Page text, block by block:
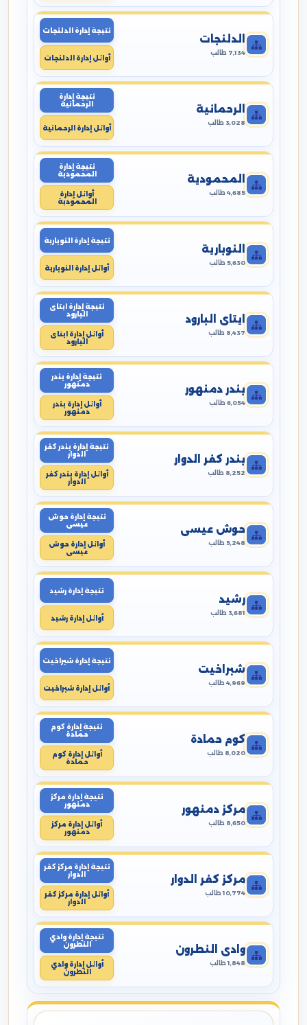
الدلنجات
7,134 طالب
نتيجة إدارة الدلنجات
أوائل إدارة الدلنجات
الرحمانية
3,028 طالب
نتيجة إدارة
الرحمانية
أوائل إدارة الرحمانية
المحمودية
4,685 طالب
نتيجة إدارة
المحمودية
أوائل إدارة
المحمودية
النوبارية
5,630 طالب
نتيجة إدارة النوبارية
أوائل إدارة النوبارية
ايتاى البارود
8,437 طالب
نتيجة إدارة ايتاى
البارود
أوائل إدارة ايتاى
البارود
بندر دمنهور
6,054 طالب
نتيجة إدارة بندر
دمنهور
أوائل إدارة بندر
دمنهور
بندر كفر الدوار
8,252 طالب
نتيجة إدارة بندر كفر
الدوار
أوائل إدارة بندر كفر
الدوار
حوش عيسى
5,248 طالب
نتيجة إدارة حوش
عيسى
أوائل إدارة حوش
عيسى
رشيد
3,681 طالب
نتيجة إدارة رشيد
أوائل إدارة رشيد
شبراخيت
4,969 طالب
نتيجة إدارة شبراخيت
أوائل إدارة شبراخيت
كوم حمادة
8,020 طالب
نتيجة إدارة كوم
حمادة
أوائل إدارة كوم
حمادة
مركز دمنهور
8,650 طالب
نتيجة إدارة مركز
دمنهور
أوائل إدارة مركز
دمنهور
مركز كفر الدوار
10,774 طالب
نتيجة إدارة مركز كفر
الدوار
أوائل إدارة مركز كفر
الدوار
وادي النطرون
1,848 طالب
نتيجة إدارة وادي
النطرون
أوائل إدارة وادي
النطرون